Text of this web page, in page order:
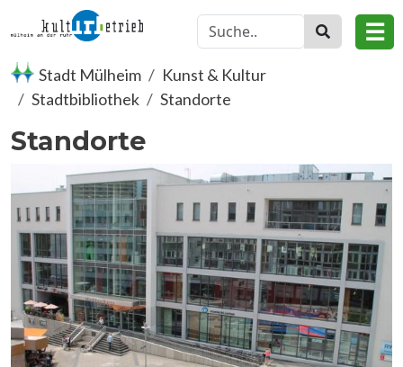
Direkt zum Inhalt
☰
Stadt Mülheim
Kunst & Kultur
Stadtbibliothek
Standorte
Standorte